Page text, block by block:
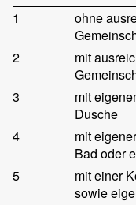
1
ohne
2
mit
3
mit
Dusche
4
mit
Bad oder
5
mit einer
sowie